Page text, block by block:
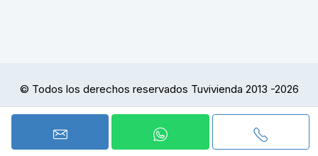
© Todos los derechos reservados Tuvivienda 2013 -2026